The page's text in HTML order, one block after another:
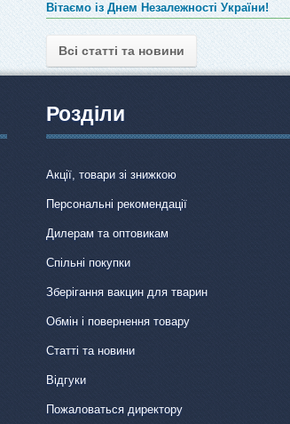
Вітаємо із Днем Незалежності України!
Всі статті та новини
Розділи
Акції, товари зі знижкою
Персональні рекомендації
Дилерам та оптовикам
Спільні покупки
Зберігання вакцин для тварин
Обмін і повернення товару
Статті та новини
Відгуки
Пожаловаться директору